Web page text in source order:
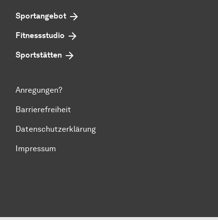
Sportangebot
Fitnessstudio
Sportstätten
Anregungen?
Barrierefreiheit
Datenschutzerklärung
Impressum